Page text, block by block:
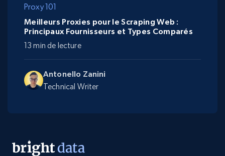
Proxy 101
Antonello Zanini
Technical Writer
Meilleurs Proxies pour le Scraping Web :
Principaux Fournisseurs et Types Comparés
13 min de lecture